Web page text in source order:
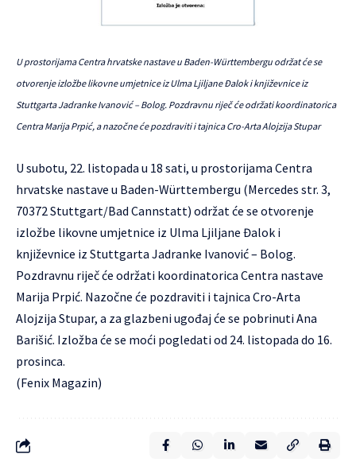
U prostorijama Centra hrvatske nastave u Baden-Württembergu održat će se
otvorenje izložbe likovne umjetnice iz Ulma Ljiljane Đalok i književnice iz
Stuttgarta Jadranke Ivanović – Bolog. Pozdravnu riječ će održati koordinatorica
Centra Marija Prpić, a nazočne će pozdraviti i tajnica Cro-Arta Alojzija Stupar
U subotu, 22. listopada u 18 sati, u prostorijama Centra
hrvatske nastave u Baden-Württembergu (Mercedes str. 3,
70372 Stuttgart/Bad Cannstatt) održat će se otvorenje
izložbe likovne umjetnice iz Ulma Ljiljane Đalok i
književnice iz Stuttgarta Jadranke Ivanović – Bolog.
Pozdravnu riječ će održati koordinatorica Centra nastave
Marija Prpić. Nazočne će pozdraviti i tajnica Cro-Arta
Alojzija Stupar, a za glazbeni ugođaj će se pobrinuti Ana
Barišić. Izložba će se moći pogledati od 24. listopada do 16.
prosinca.
(Fenix Magazin)